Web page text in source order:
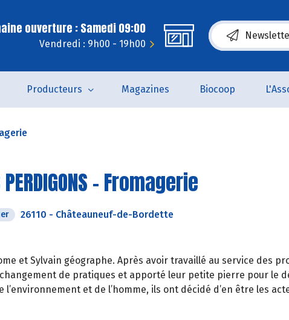
ouverture : Samedi 09:00
Vendredi : 9h00 - 19h00 (s’ouvre dans
Producteurs Magazines Biocoop
PERDIGONS - Fromagerie
26110 - Châteauneuf-de-Bordette
et Sylvain géographe. Après avoir travaillé au service des
de pratiques et apporté leur petite pierre pour le
l’environnement et de l’homme, ils ont décidé d’en être les